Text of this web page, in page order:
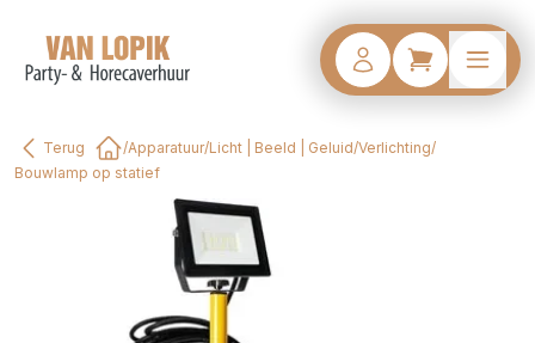
Terug
Home
/Apparatuur/Licht | Beeld | Geluid/Verlichting/
Bouwlamp op statief